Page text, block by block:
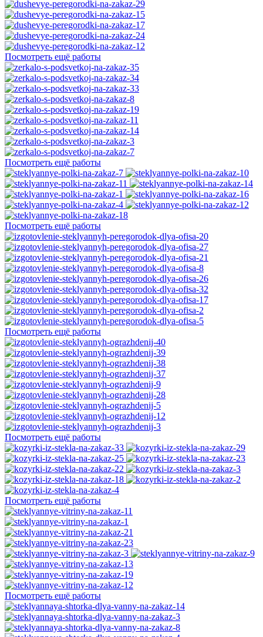
Посмотреть ещё работы
Посмотреть ещё работы
Посмотреть ещё работы
Посмотреть ещё работы
Посмотреть ещё работы
Посмотреть ещё работы
Посмотреть ещё работы